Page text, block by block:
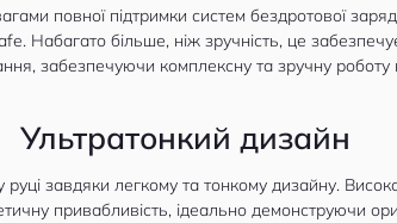
повної підтримки систем бездротової
Набагато більше, ніж зручність, це
забезпечуючи комплексну та зручну роботу
Ультратонкий дизайн
руці завдяки легкому та тонкому дизайну.
привабливість, ідеально демонструючи